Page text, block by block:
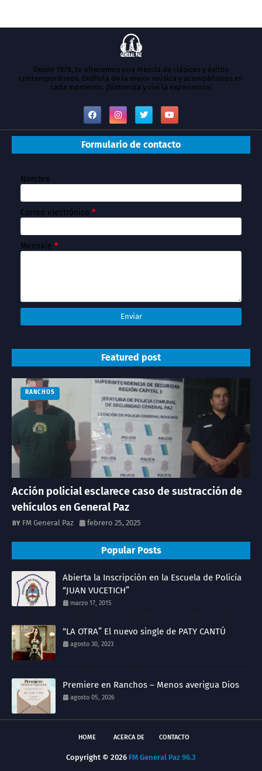
Desde 1978, te ofrecemos una mezcla de clásicos y éxitos
contemporáneos. Disfruta de la mejor música y acompáñanos en
cada momento. ¡Sintoniza y vivi la experiencia!
Formulario de contacto
Nombre
Correo electrónico *
Mensaje *
Featured post
RANCHOS
Acción policial esclarece caso de sustracción de
vehículos en General Paz
FM General Paz febrero 25, 2025
Popular Posts
Abierta la Inscripción en la Escuela de Policía
“JUAN VUCETICH”
marzo 17, 2015
“LA OTRA” El nuevo single de PATY CANTÚ
agosto 30, 2023
Premiere en Ranchos – Menos averigua Dios
agosto 05, 2026
HOME ACERCA DE CONTACTO
Copyright © 2026 FM General Paz 96.3